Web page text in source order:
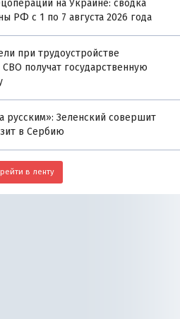
на Украине: сводка
РФ с 1 по 7 августа 2026 года
при трудоустройстве
СВО получат государственную
русским»: Зеленский совершит
в Сербию
в ленту